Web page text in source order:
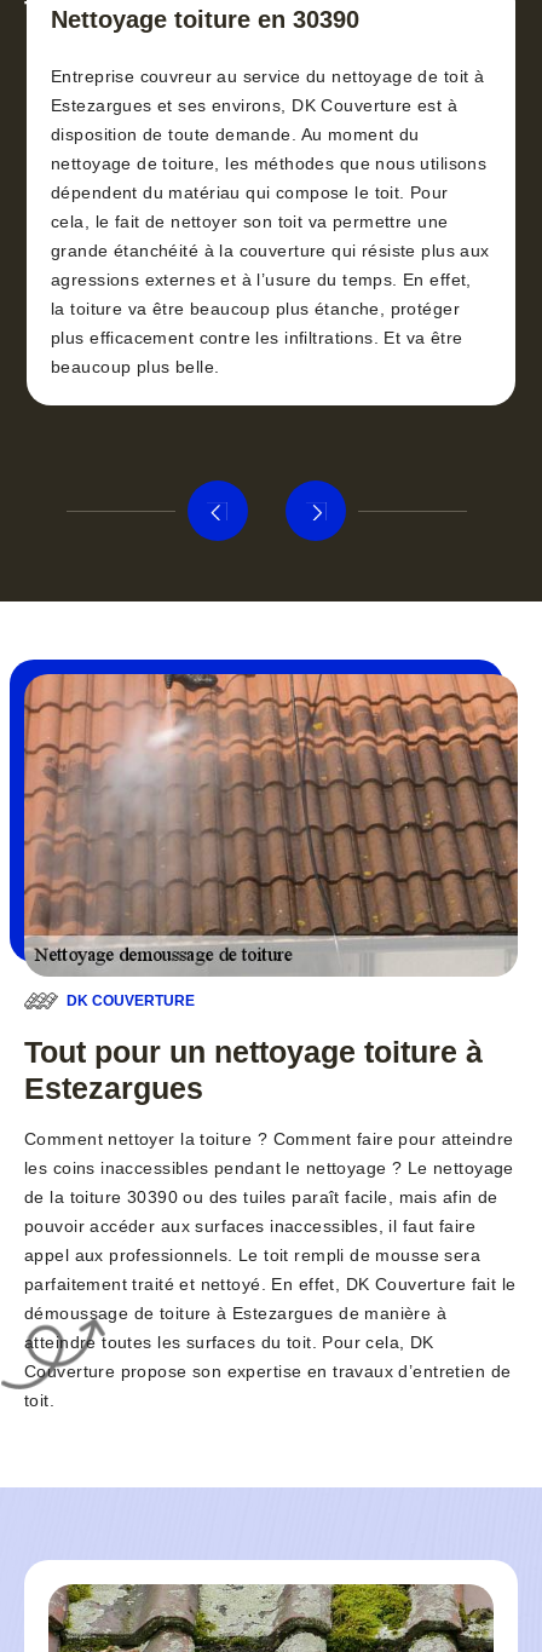
toiture 30
Nettoyage toiture en 30390
Entreprise couvreur au service du nettoyage de toit à
Estezargues et ses environs, DK Couverture est à
disposition de toute demande. Au moment du
nettoyage de toiture, les méthodes que nous utilisons
dépendent du matériau qui compose le toit. Pour
cela, le fait de nettoyer son toit va permettre une
grande étanchéité à la couverture qui résiste plus aux
agressions externes et à l’usure du temps. En effet,
la toiture va être beaucoup plus étanche, protéger
plus efficacement contre les infiltrations. Et va être
beaucoup plus belle.
DK COUVERTURE
Tout pour un nettoyage toiture à
Estezargues
Comment nettoyer la toiture ? Comment faire pour atteindre
les coins inaccessibles pendant le nettoyage ? Le nettoyage
de la toiture 30390 ou des tuiles paraît facile, mais afin de
pouvoir accéder aux surfaces inaccessibles, il faut faire
appel aux professionnels. Le toit rempli de mousse sera
parfaitement traité et nettoyé. En effet, DK Couverture fait le
démoussage de toiture à Estezargues de manière à
atteindre toutes les surfaces du toit. Pour cela, DK
Couverture propose son expertise en travaux d’entretien de
toit.